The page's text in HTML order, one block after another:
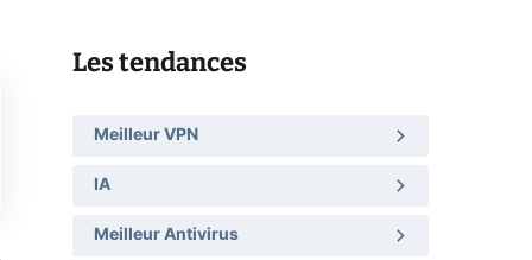
Les tendances
Meilleur VPN
IA
Meilleur Antivirus